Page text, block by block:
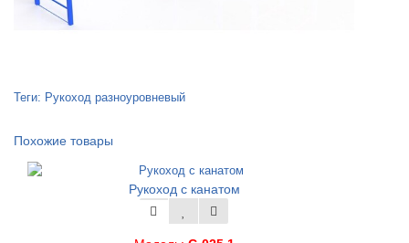
Теги: Рукоход разноуровневый
Похожие товары
Рукоход с канатом